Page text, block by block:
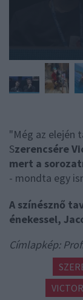
"Még az elején
Szerencsére
mert a
- mondta egy
A színésznő
énekessel,
Címlapkép: